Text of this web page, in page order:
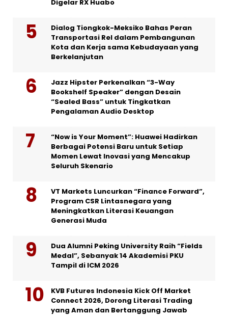
Digelar RX Huabo
Dialog Tiongkok-Meksiko Bahas Peran
Transportasi Rel dalam Pembangunan
Kota dan Kerja sama Kebudayaan yang
Berkelanjutan
Jazz Hipster Perkenalkan “3-Way
Bookshelf Speaker” dengan Desain
“Sealed Bass” untuk Tingkatkan
Pengalaman Audio Desktop
“Now is Your Moment”: Huawei Hadirkan
Berbagai Potensi Baru untuk Setiap
Momen Lewat Inovasi yang Mencakup
Seluruh Skenario
VT Markets Luncurkan “Finance Forward”,
Program CSR Lintasnegara yang
Meningkatkan Literasi Keuangan
Generasi Muda
Dua Alumni Peking University Raih “Fields
Medal”, Sebanyak 14 Akademisi PKU
Tampil di ICM 2026
KVB Futures Indonesia Kick Off Market
Connect 2026, Dorong Literasi Trading
yang Aman dan Bertanggung Jawab